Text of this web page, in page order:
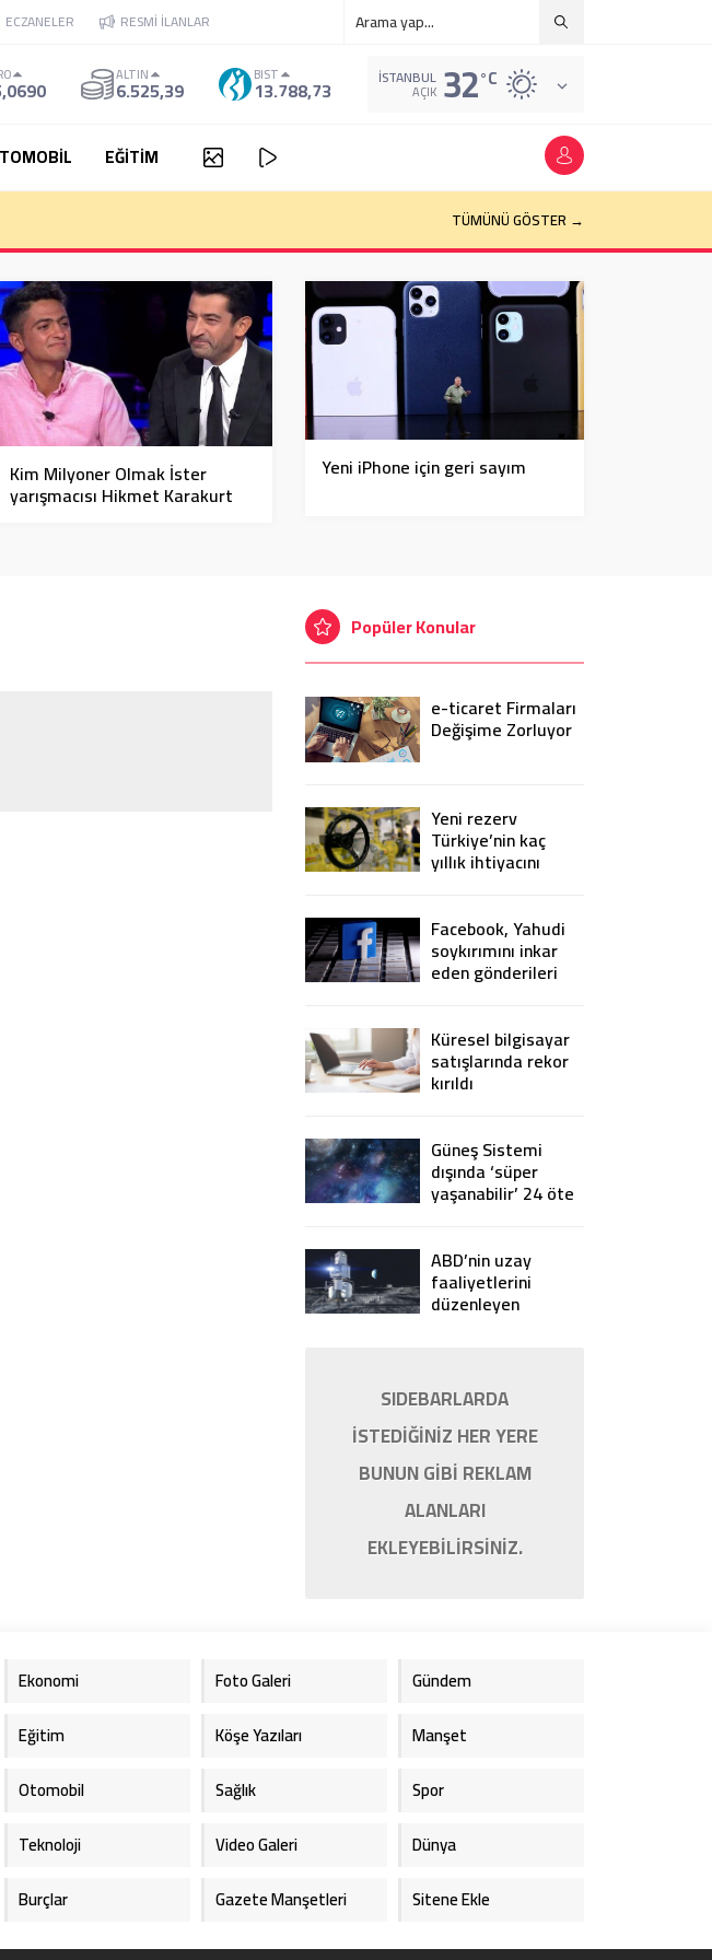
ECZANELER RESMİ İLANLAR
ALTIN
6.525,39 BIST
13.788,73 İSTANBUL
AÇIK 32°C
EĞİTİM
siyasal iktidara güvenerek böyle kararlar alıyor TÜMÜNÜ GÖSTER →
Kim Milyoner Olmak İster
yarışmacısı Hikmet Karakurt
sosyal medyanın gündemine
Yeni iPhone için geri sayım
Popüler Konular
e-ticaret Firmaları
Değişime Zorluyor
Yeni rezerv
Türkiye’nin kaç
yıllık ihtiyacını
Facebook, Yahudi
soykırımını inkar
eden gönderileri
Küresel bilgisayar
satışlarında rekor
kırıldı
Güneş Sistemi
dışında ‘süper
yaşanabilir’ 24 öte
gezegen keşfedildi
ABD’nin uzay
faaliyetlerini
düzenleyen
SIDEBARLARDA
İSTEDİĞİNİZ HER YERE
BUNUN GİBİ REKLAM
ALANLARI
EKLEYEBİLİRSİNİZ.
Ekonomi Foto Galeri
Gündem
Eğitim
Köşe Yazıları
Manşet
Otomobil
Sağlık
Spor
Teknoloji
Video Galeri
Dünya
Burçlar
Gazete Manşetleri Sitene Ekle